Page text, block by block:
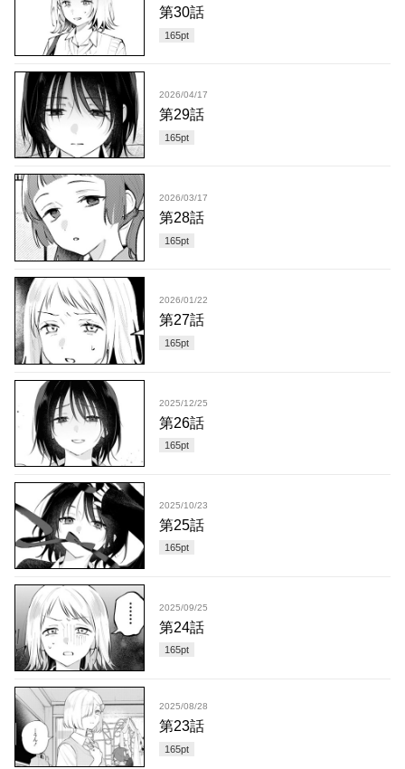
第30話
165pt
2026/04/17
第29話
165pt
2026/03/17
第28話
165pt
2026/01/22
第27話
165pt
2025/12/25
第26話
165pt
2025/10/23
第25話
165pt
2025/09/25
第24話
165pt
2025/08/28
第23話
165pt